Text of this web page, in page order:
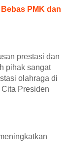
PMK dan
prestasi dan
pihak sangat
olahraga di
Presiden